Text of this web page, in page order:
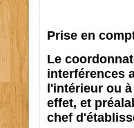
Prise en
Le
interférences
l'intérieur ou
effet, et
chef